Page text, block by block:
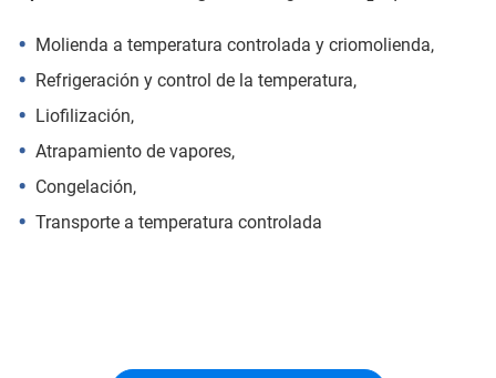
Molienda a temperatura controlada y criomolienda,
Refrigeración y control de la temperatura,
Liofilización,
Atrapamiento de vapores,
Congelación,
Transporte a temperatura controlada